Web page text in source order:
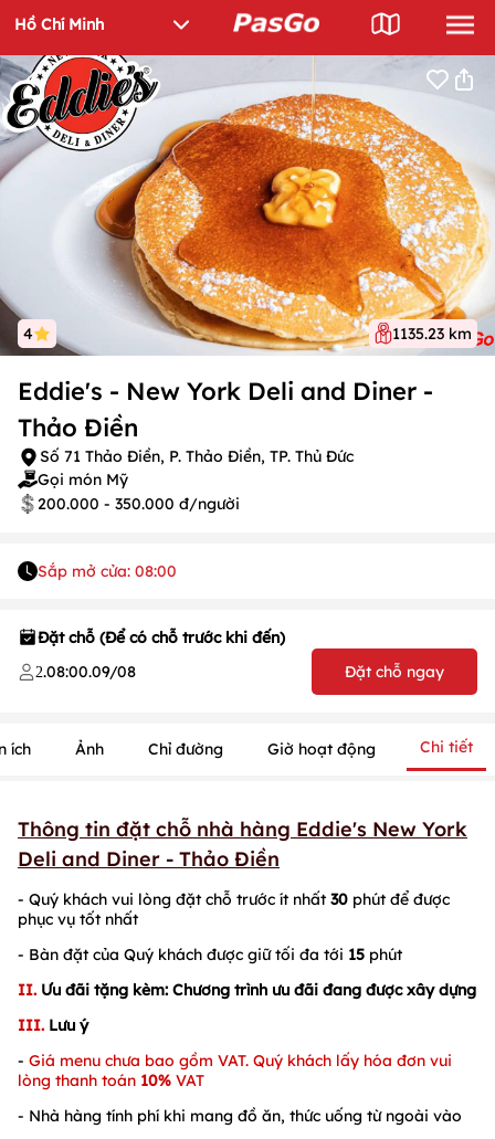
4 1135.23 km
Eddie's - New York Deli and Diner -
Thảo Điền
Số 71 Thảo Điền, P. Thảo Điền, TP. Thủ Đức
Gọi món Mỹ
200.000 - 350.000 đ/người
Sắp mở cửa: 08:00
Đặt chỗ (Để có chỗ trước khi đến)
2.08:00.09/08 Đặt chỗ ngay
ích Ảnh Chỉ đường Giờ hoạt động Chi tiết
Thông tin đặt chỗ nhà hàng Eddie's New York
Deli and Diner - Thảo Điền
- Quý khách vui lòng đặt chỗ trước ít nhất 30 phút để được
phục vụ tốt nhất
- Bàn đặt của Quý khách được giữ tối đa tới 15 phút
II. Ưu đãi tặng kèm: Chương trình ưu đãi đang được xây dựng
III. Lưu ý
- Giá menu chưa bao gồm VAT. Quý khách lấy hóa đơn vui
lòng thanh toán 10% VAT
- Nhà hàng tính phí khi mang đồ ăn, thức uống từ ngoài vào
1 /1